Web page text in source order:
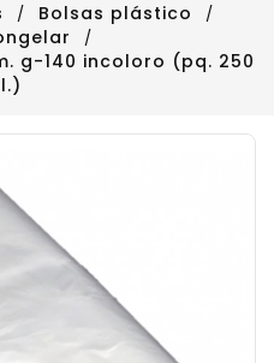
Bolsas plástico
g-140 incoloro (pq. 250